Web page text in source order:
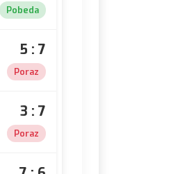
Pobeda
5 : 7
Poraz
3 : 7
Poraz